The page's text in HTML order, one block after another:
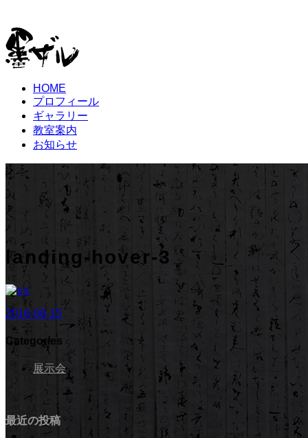
HOME
プロフィール
ギャラリー
教室案内
お知らせ
landing-hover-3
2016-08-15
Categories
展示会
最近の投稿